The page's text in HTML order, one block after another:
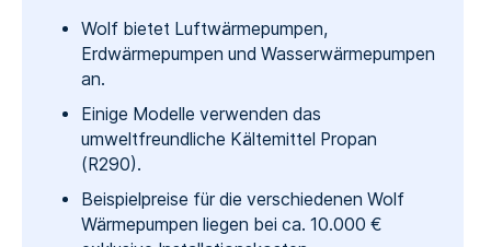
Wolf bietet Luftwärmepumpen,
Erdwärmepumpen und Wasserwärmepumpen
an.
Einige Modelle verwenden das
umweltfreundliche Kältemittel Propan
(R290).
Beispielpreise für die verschiedenen Wolf
Wärmepumpen liegen bei ca. 10.000 €